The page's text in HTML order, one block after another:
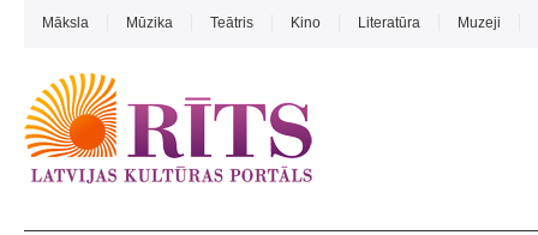
Māksla Mūzika Teātris Kino Literatūra Muzeji